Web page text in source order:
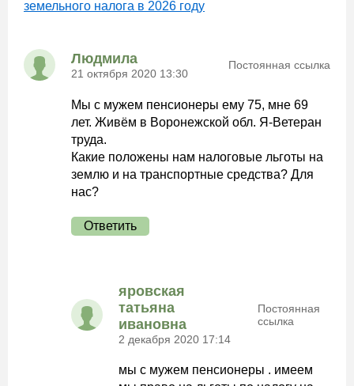
земельного налога в 2026 году
Людмила
21 октября 2020 13:30
Постоянная ссылка
Мы с мужем пенсионеры ему 75, мне 69
лет. Живём в Воронежской обл. Я-Ветеран
труда.
Какие положены нам налоговые льготы на
землю и на транспортные средства? Для
нас?
Ответить
яровская
татьяна
ивановна
2 декабря 2020 17:14
Постоянная
ссылка
мы с мужем пенсионеры . имеем